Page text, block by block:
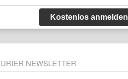
Kostenlos anmelden
NEWSLETTER